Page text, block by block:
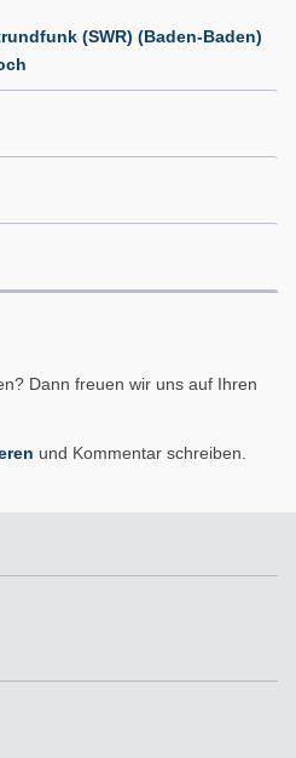
(SWR) (Baden-Baden)
Dann freuen wir uns auf Ihren
und Kommentar schreiben.